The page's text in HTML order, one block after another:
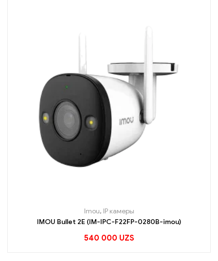
Imou, IP камеры
IMOU Bullet 2E (IM-IPC-F22FP-0280B-imou)
540 000 UZS